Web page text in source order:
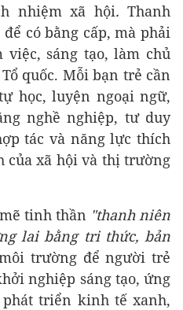
nhiệm xã hội. Thanh
có bằng cấp, mà phải
sáng tạo, làm chủ
quốc. Mỗi bạn trẻ cần
học, luyện ngoại ngữ,
nghề nghiệp, tư duy
tác và năng lực thích
của xã hội và thị trường
tinh thần "thanh niên
lai bằng tri thức, bản
trường để người trẻ
nghiệp sáng tạo, ứng
triển kinh tế xanh,